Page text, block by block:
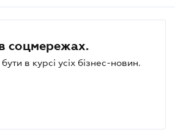
соцмережах.
в курсі усіх бізнес-новин.